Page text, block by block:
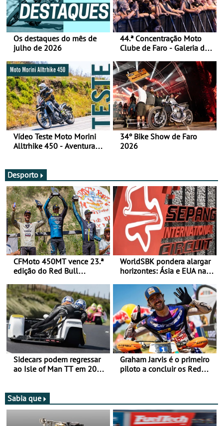
Os destaques do mês de
julho de 2026
44.ª Concentração Moto
Clube de Faro - Galeria de
Vídeo Teste Moto Morini
Alltrhike 450 - Aventura
34º Bike Show de Faro
2026
Desporto
CFMoto 450MT vence 23.ª
edição do Red Bull
Categorias Adventure -
Vitória na Ultimate, Core e
Lite
WorldSBK pondera alargar
horizontes: Ásia e EUA na
Sidecars podem regressar
ao Isle of Man TT em 2027
Graham Jarvis é o primeiro
piloto a concluir os Red
Sabia que